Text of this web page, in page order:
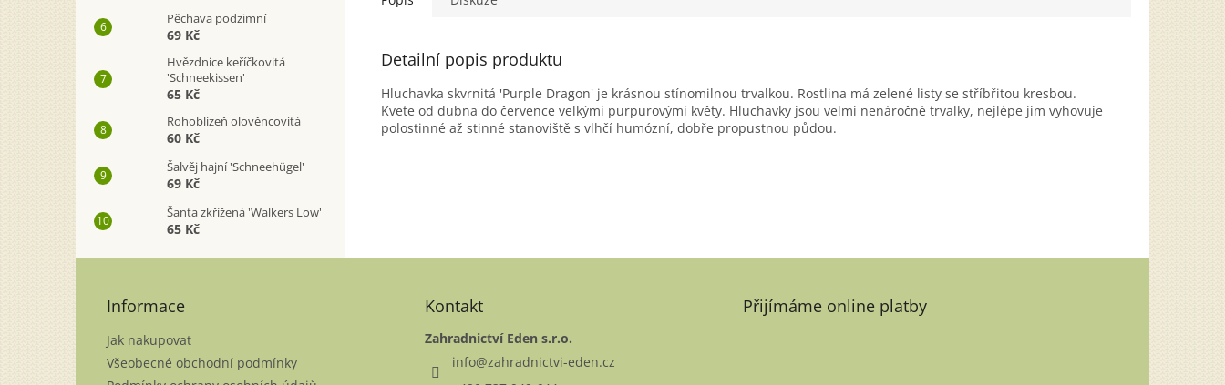
Pěchava podzimní
69 Kč
Hvězdnice keříčkovitá
'Schneekissen'
65 Kč
Rohoblizeň olověncovitá
60 Kč
Šalvěj hajní 'Schneehügel'
69 Kč
Šanta zkřížená 'Walkers Low'
65 Kč
Detailní popis produktu
Hluchavka skvrnitá 'Purple Dragon' je krásnou stínomilnou trvalkou. Rostlina má zelené listy se stříbřitou kresbou.
Kvete od dubna do července velkými purpurovými květy. Hluchavky jsou velmi nenáročné trvalky, nejlépe jim vyhovuje
polostinné až stinné stanoviště s vlhčí humózní, dobře propustnou půdou.
Informace
Jak nakupovat
Všeobecné obchodní podmínky
Kontakt
Zahradnictví Eden s.r.o.
info@zahradnictvi-eden.cz
Přijímáme online platby